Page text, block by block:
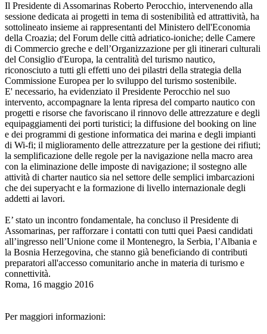
Il Presidente di Assomarinas Roberto Perocchio, intervenendo alla
sessione dedicata ai progetti in tema di sostenibilità ed attrattività, ha
sottolineato insieme ai rappresentanti del Ministero dell'Economia
della Croazia; del Forum delle città adriatico-ioniche; delle Camere
di Commercio greche e dell’Organizzazione per gli itinerari culturali
del Consiglio d'Europa, la centralità del turismo nautico,
riconosciuto a tutti gli effetti uno dei pilastri della strategia della
Commissione Europea per lo sviluppo del turismo sostenibile.
E' necessario, ha evidenziato il Presidente Perocchio nel suo
intervento, accompagnare la lenta ripresa del comparto nautico con
progetti e risorse che favoriscano il rinnovo delle attrezzature e degli
equipaggiamenti dei porti turistici; la diffusione del booking on line
e dei programmi di gestione informatica dei marina e degli impianti
di Wi-fi; il miglioramento delle attrezzature per la gestione dei rifiuti;
la semplificazione delle regole per la navigazione nella macro area
con la eliminazione delle imposte di navigazione; il sostegno alle
attività di charter nautico sia nel settore delle semplici imbarcazioni
che dei superyacht e la formazione di livello internazionale degli
addetti ai lavori.
E’ stato un incontro fondamentale, ha concluso il Presidente di
Assomarinas, per rafforzare i contatti con tutti quei Paesi candidati
all’ingresso nell’Unione come il Montenegro, la Serbia, l’Albania e
la Bosnia Herzegovina, che stanno già beneficiando di contributi
preparatori all'accesso comunitario anche in materia di turismo e
connettività.
Roma, 16 maggio 2016
Per maggiori informazioni: